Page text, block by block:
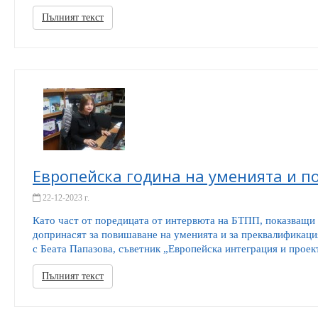
Пълният текст
Европейска година на уменията и
22-12-2023 г.
Като част от поредицата от интервюта на БТПП, показващи
допринасят за повишаване на уменията и за
с Беата Папазова, съветник „Европейска интеграция и
Пълният текст